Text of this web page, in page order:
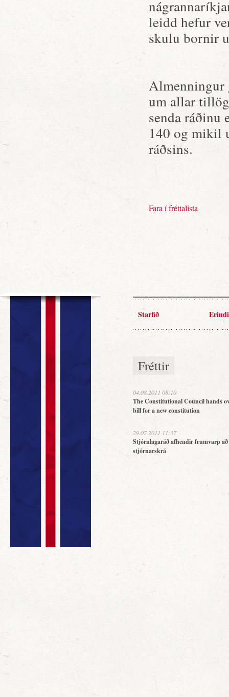
leidd hefur
skulu bornir
Almenningur
um allar
senda
140 og mikil
ráðsins.
Fara í fréttalista
Starfið Erindi
Fréttir
04.08.2011 08:10
The Constitutional Council hands
bill for a new constitution
29.07.2011 11:37
Stjórnlagaráð afhendir frumvarp
stjórnarskrá